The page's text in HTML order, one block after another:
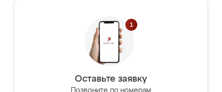
Оставьте заявку
Позвоните по номерам